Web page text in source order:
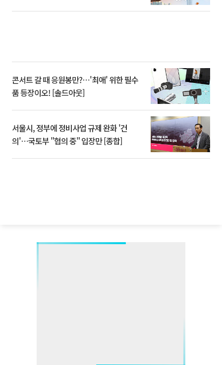
콘서트 갈 때 응원봉만?⋯'최애' 위한 필수
품 등장이오! [솔드아웃]
서울시, 정부에 정비사업 규제 완화 '건
의'⋯국토부 "협의 중" 입장만 [종합]